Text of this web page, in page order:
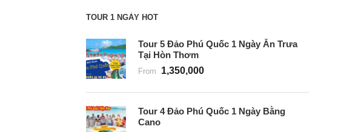
TOUR 1 NGÀY HOT
Tour 5 Đảo Phú Quốc 1 Ngày Ăn Trưa
Tại Hòn Thơm
From 1,350,000
Tour 4 Đảo Phú Quốc 1 Ngày Bằng
Cano